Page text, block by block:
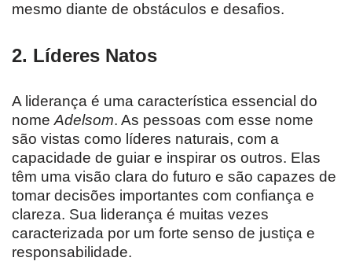
mesmo diante de obstáculos e desafios.
2. Líderes Natos
A liderança é uma característica essencial do
nome Adelsom. As pessoas com esse nome
são vistas como líderes naturais, com a
capacidade de guiar e inspirar os outros. Elas
têm uma visão clara do futuro e são capazes de
tomar decisões importantes com confiança e
clareza. Sua liderança é muitas vezes
caracterizada por um forte senso de justiça e
responsabilidade.